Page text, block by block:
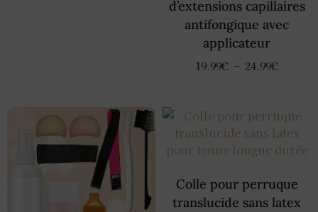
d’extensions capillaires
antifongique avec
applicateur
19.99€ – 24.99€
Colle pour perruque
translucide sans latex